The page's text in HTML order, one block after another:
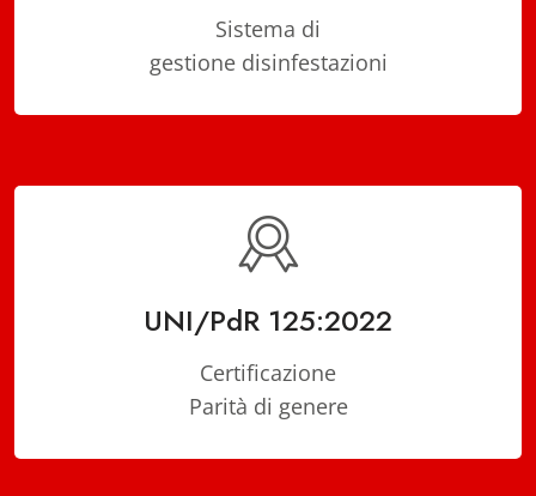
Sistema di
gestione disinfestazioni
UNI/PdR 125:2022
Certificazione
Parità di genere